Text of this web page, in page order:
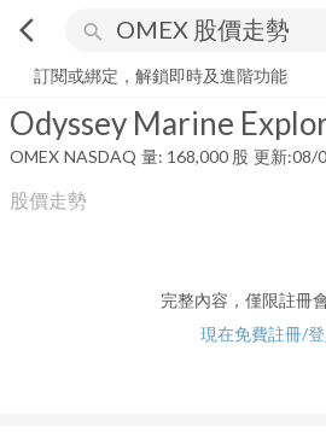
arrow_back_ios search
Odyssey Marine Exploration, Inc. 0.74
訂閱或綁定，解鎖即時及進階功能
OMEX NASDAQ 量: 168,000 股 更新:08/
股價走勢
完整內容，僅限註冊
現在免費註冊/登